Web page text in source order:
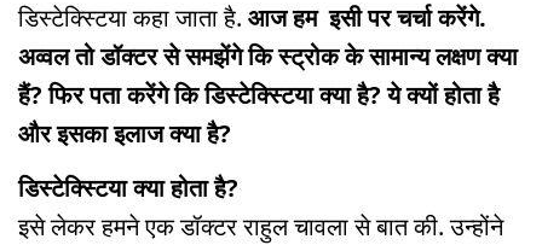
डिस्टेक्स्टिया कहा जाता है. आज हम इसी पर चर्चा करेंगे.
अव्वल तो डॉक्टर से समझेंगे कि स्ट्रोक के सामान्य लक्षण क्या
हैं? फिर पता करेंगे कि डिस्टेक्स्टिया क्या है? ये क्यों होता है
और इसका इलाज क्या है?
डिस्टेक्स्टिया क्या होता है?
इसे लेकर हमने एक डॉक्टर राहुल चावला से बात की. उन्होंने